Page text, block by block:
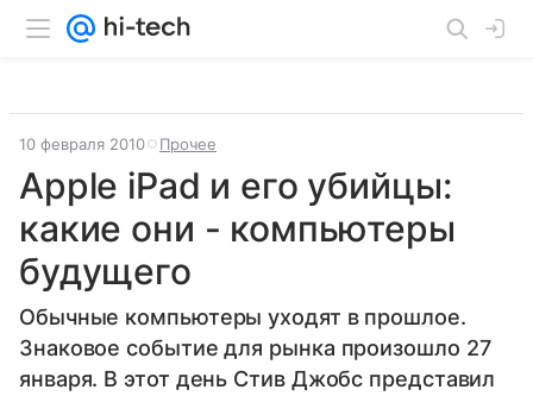
10 февраля 2010 Прочее
Apple iPad и его убийцы:
какие они - компьютеры
будущего
Обычные компьютеры уходят в прошлое.
Знаковое событие для рынка произошло 27
января. В этот день Стив Джобс представил